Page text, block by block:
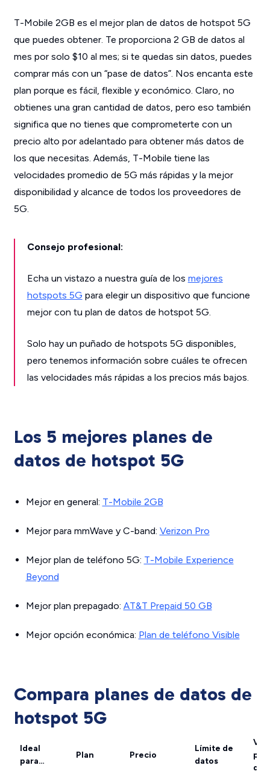
T-Mobile 2GB es el mejor plan de datos de hotspot 5G
que puedes obtener. Te proporciona 2 GB de datos al
mes por solo $10 al mes; si te quedas sin datos, puedes
comprar más con un “pase de datos”. Nos encanta este
plan porque es fácil, flexible y económico. Claro, no
obtienes una gran cantidad de datos, pero eso también
significa que no tienes que comprometerte con un
precio alto por adelantado para obtener más datos de
los que necesitas. Además, T-Mobile tiene las
velocidades promedio de 5G más rápidas y la mejor
disponibilidad y alcance de todos los proveedores de
5G.
Consejo profesional:
Echa un vistazo a nuestra guía de los mejores
hotspots 5G para elegir un dispositivo que funcione
mejor con tu plan de datos de hotspot 5G.
Solo hay un puñado de hotspots 5G disponibles,
pero tenemos información sobre cuáles te ofrecen
las velocidades más rápidas a los precios más bajos.
Los 5 mejores planes de
datos de hotspot 5G
Mejor en general: T-Mobile 2GB
Mejor para mmWave y C-band: Verizon Pro
Mejor plan de teléfono 5G: T-Mobile Experience
Beyond
Mejor plan prepagado: AT&T Prepaid 50 GB
Mejor opción económica: Plan de teléfono Visible
Compara planes de datos de
hotspot 5G
Ideal
para…
Plan Precio
Límite de
datos
de